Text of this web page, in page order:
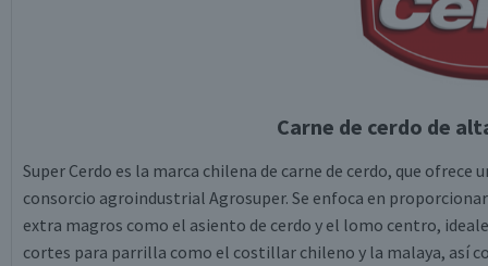
Carne de cerdo de
Super Cerdo es la marca chilena de carne de cerdo, que
consorcio agroindustrial Agrosuper. Se enfoca en
extra magros como el asiento de cerdo y el lomo centro,
cortes para parrilla como el costillar chileno y la malaya, así